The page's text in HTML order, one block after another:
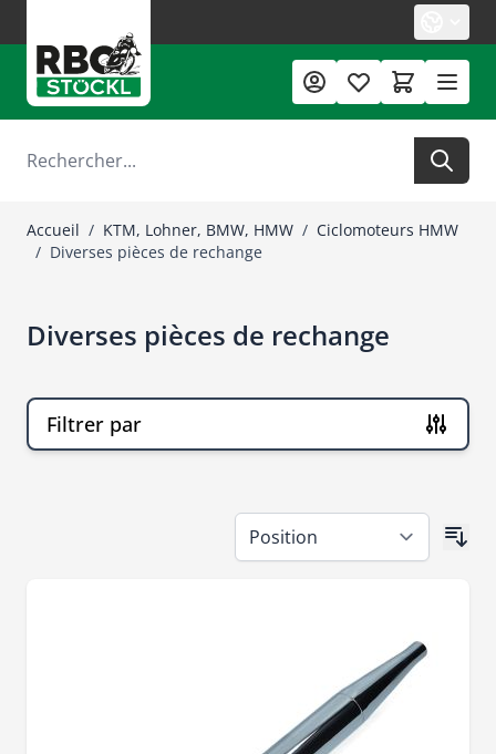
Rechercher
Accueil / KTM, Lohner, BMW, HMW / Ciclomoteurs HMW
/ Diverses pièces de rechange
Diverses pièces de rechange
Filtrer par